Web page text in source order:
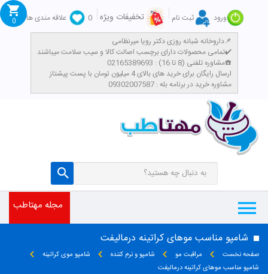
ورود ثبت نام تخفیفات ویژه 0
علاقه مندی ها
داروخانه شبانه روزی دکتر رویا میرنظامی📌
تمامی محصولات دارای برچسب اصالت کالا و سیب سلامت میباشند✔️
مشاوره تلفنی (8 تا 16) : 02165389693☎️
​ارسال رایگان برای خرید های بالای 4 میلیون تومان با پست پیشتاز
مشاوره خرید در برنامه بله : 09302007587
0
مجله مهتاطب
شامپو مناسب موهای کراتینه درمالیفت
صفحه نخست مراقبت مو شامپو و نرم کننده
شامپو موی کراتینه
شامپو مناسب موهای کراتینه درمالیفت